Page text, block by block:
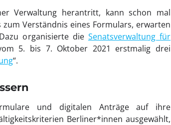
Verwaltung herantritt, kann schon mal
Verständnis eines Formulars, erwarten
organisierte die Senatsverwaltung für
5. bis 7. Oktober 2021 erstmalig drei
“.
und digitalen Anträge auf ihre
Berliner*innen ausgewählt,